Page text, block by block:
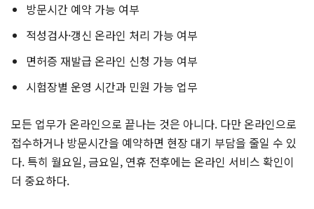
방문시간 예약 가능 여부
적성검사·갱신 온라인 처리 가능 여부
면허증 재발급 온라인 신청 가능 여부
시험장별 운영 시간과 민원 가능 업무
모든 업무가 온라인으로 끝나는 것은 아니다. 다만 온라인으로
접수하거나 방문시간을 예약하면 현장 대기 부담을 줄일 수 있
다. 특히 월요일, 금요일, 연휴 전후에는 온라인 서비스 확인이
더 중요하다.